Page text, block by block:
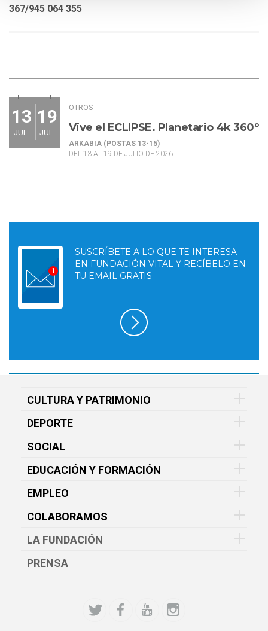
367/945 064 355
13
JUL.
19
JUL.
OTROS
Vive el ECLIPSE. Planetario 4k 360º
ARKABIA (POSTAS 13-15)
DEL 13 AL 19 DE JULIO DE 2026
SUSCRÍBETE A LO QUE TE INTERESA
EN FUNDACIÓN VITAL Y RECÍBELO EN
TU EMAIL GRATIS
CULTURA Y PATRIMONIO
DEPORTE
SOCIAL
EDUCACIÓN Y FORMACIÓN
EMPLEO
COLABORAMOS
LA FUNDACIÓN
PRENSA